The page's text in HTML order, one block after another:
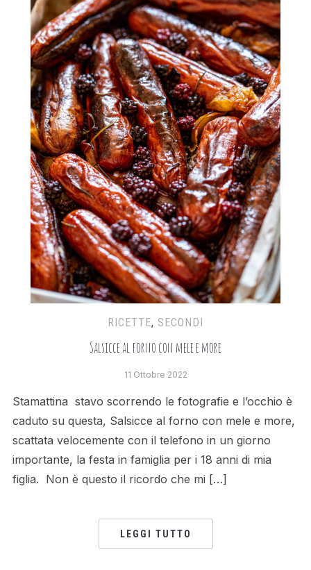
RICETTE, SECONDI
Salsicce al forno con mele e more
11 Ottobre 2022
Stamattina stavo scorrendo le fotografie e l’occhio è
caduto su questa, Salsicce al forno con mele e more,
scattata velocemente con il telefono in un giorno
importante, la festa in famiglia per i 18 anni di mia
figlia. Non è questo il ricordo che mi […]
LEGGI TUTTO